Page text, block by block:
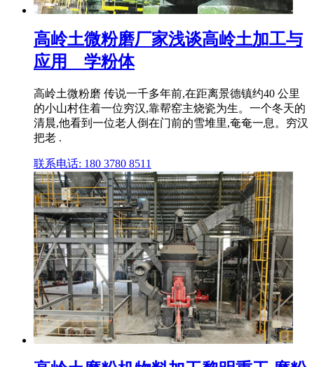
高岭土微粉磨厂家浅谈高岭土加工与
应用 _ 学粉体
高岭土微粉磨 传说一千多年前,在距离景德镇约40 公里
的小山村住着一位穷汉,靠帮窑主烧瓷为生。一个冬天的
清晨,他看到一位老人倒在门前的雪堆里,奄奄一息。穷汉
把老 .
联系电话: 180 3780 8511